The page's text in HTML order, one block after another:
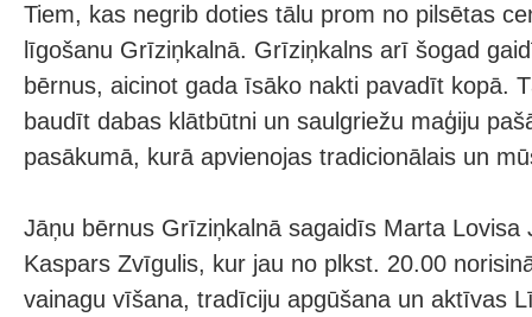
Tiem, kas negrib doties tālu prom no pilsētas
līgošanu Grīziņkalnā. Grīziņkalns arī šogad
bērnus, aicinot gada īsāko nakti pavadīt kopā.
baudīt dabas klātbūtni un saulgriežu maģiju
pasākumā, kurā apvienojas tradicionālais un
Jāņu bērnus Grīziņkalnā sagaidīs Marta Lovisa
Kaspars Zvīgulis, kur jau no plkst. 20.00
vainagu vīšana, tradīciju apgūšana un aktīvas